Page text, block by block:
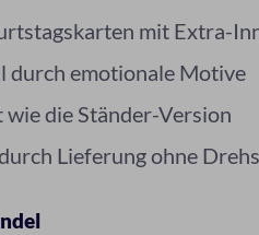
mit Extra-
durch emotionale Motive
die Ständer-Version
Lieferung ohne